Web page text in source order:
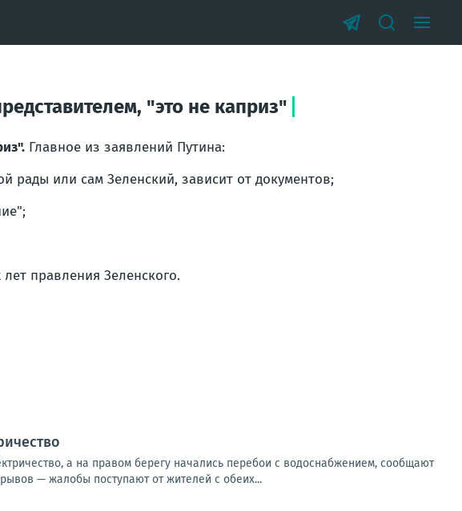
"это не каприз"
Главное из заявлений Путина:
рады или сам Зеленский, зависит от документов;
правления Зеленского.
а на правом берегу начались перебои с водоснабжением, сообщают
— жалобы поступают от жителей с обеих...